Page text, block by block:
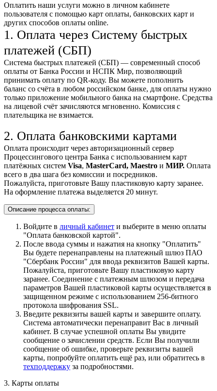
Оплатить наши услуги можно в личном кабинете
пользователя с помощью карт оплаты, банковских карт и
других способов оплаты online.
1. Оплата через Систему быстрых
платежей (СБП)
Система быстрых платежей (СБП) — современный способ
оплаты от Банка России и НСПК Мир, позволяющий
принимать оплату по QR-коду. Вы можете пополнить
баланс со счёта в любом российском банке, для оплаты нужно
только приложение мобильного банка на смартфоне. Средства
на лицевой счёт зачисляются мгновенно. Комиссия с
плательщика не взимается.
2. Оплата банковскими картами
Оплата происходит через авторизационный сервер
Процессингового центра Банка с использованием карт
платёжных систем Visa, MasterCard, Maestro и МИР. Оплата
всего в два шага без комиссии и посредников.
Пожалуйста, приготовьте Вашу пластиковую карту заранее.
На оформление платежа выделяется 20 минут.
Описание процесса оплаты:
Войдите в личный кабинет и выберите в меню оплаты
"Оплата банковской картой".
После ввода суммы и нажатия на кнопку "Оплатить"
Вы будете перенаправлены на платежный шлюз ПАО
"Сбербанк России" для ввода реквизитов Вашей карты.
Пожалуйста, приготовьте Вашу пластиковую карту
заранее. Соединение с платежным шлюзом и передача
параметров Вашей пластиковой карты осуществляется в
защищенном режиме с использованием 256-битного
протокола шифрования SSL.
Введите реквизиты вашей карты и завершите оплату.
Система автоматически перенаправит Вас в личный
кабинет. В случае успешной оплаты Вы увидите
сообщение о зачислении средств. Если Вы получили
сообщение об ошибке, проверьте реквизиты вашей
карты, попробуйте оплатить ещё раз, или обратитесь в
техподдержку за подробностями.
3. Карты оплаты